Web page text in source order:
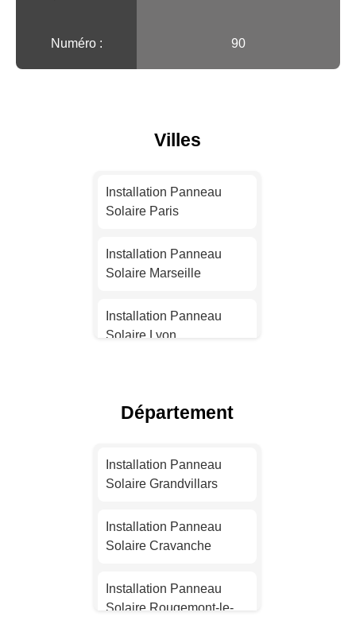
Numéro : 90
Villes
Installation Panneau
Solaire Paris
Installation Panneau
Solaire Marseille
Installation Panneau
Solaire Lyon
Solaire Nice
Solaire Nantes
Solaire Strasbourg
Département
Installation Panneau
Solaire Grandvillars
Installation Panneau
Solaire Cravanche
Installation Panneau
Solaire Rougemont-le-